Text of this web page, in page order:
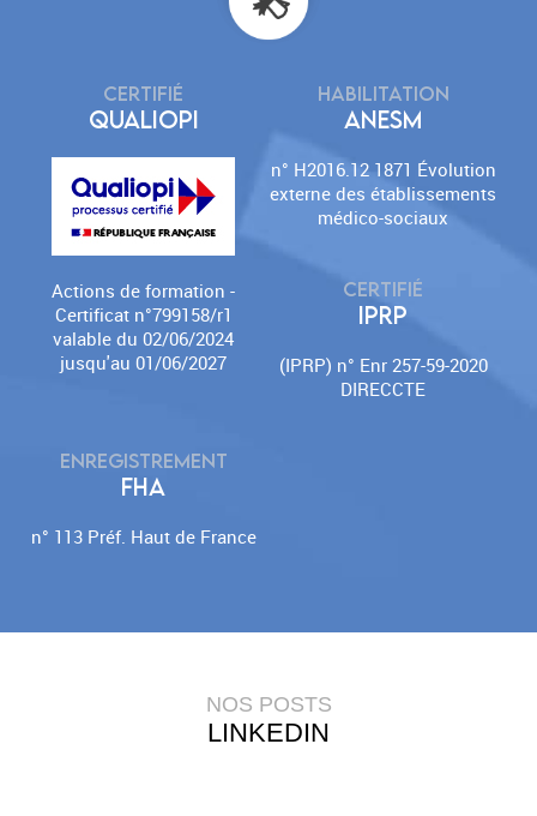
CERTIFIÉ
QUALIOPI
Actions de formation -
Certificat n°799158/r1
valable du 02/06/2024
jusqu'au 01/06/2027
HABILITATION
ANESM
n° H2016.12 1871 Évolution
externe des établissements
médico-sociaux
CERTIFIÉ
IPRP
(IPRP) n° Enr 257-59-2020
DIRECCTE
ENREGISTREMENT
FHA
n° 113 Préf. Haut de France
NOS POSTS
LINKEDIN